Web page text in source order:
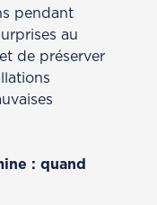
pendant
au
de préserver
: quand